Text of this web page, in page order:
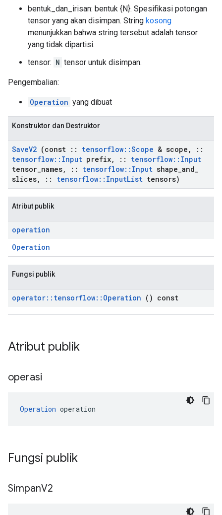
bentuk_dan_irisan: bentuk {N}. Spesifikasi potongan
tensor yang akan disimpan. String kosong
menunjukkan bahwa string tersebut adalah tensor
yang tidak dipartisi.
tensor: N tensor untuk disimpan.
Pengembalian:
Operation yang dibuat
Konstruktor dan Destruktor
SaveV2 (const :: tensorflow::Scope & scope ,
::
tensorflow:: Input prefix, :: tensorflow:: Input
tensor names, :: tensorflow:: Input shape and
slices, :: tensorflow:: InputList tensors)
Atribut publik
operation
Operation
Fungsi publik
operator:: tensorflow:: Operation () const
Atribut publik
operasi
Operation operation
Fungsi publik
SimpanV2